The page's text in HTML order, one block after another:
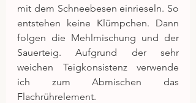
mit dem Schneebesen einrieseln. So
entstehen keine Klümpchen. Dann
folgen die Mehlmischung und der
Sauerteig. Aufgrund der sehr
weichen Teigkonsistenz verwende
ich zum Abmischen das
Flachrührelement.